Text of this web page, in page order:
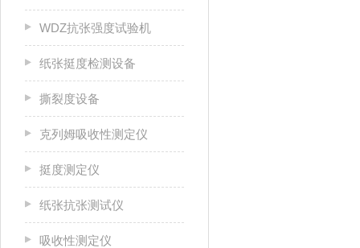
WDZ抗张强度试验机
纸张挺度检测设备
撕裂度设备
克列姆吸收性测定仪
挺度测定仪
纸张抗张测试仪
吸收性测定仪